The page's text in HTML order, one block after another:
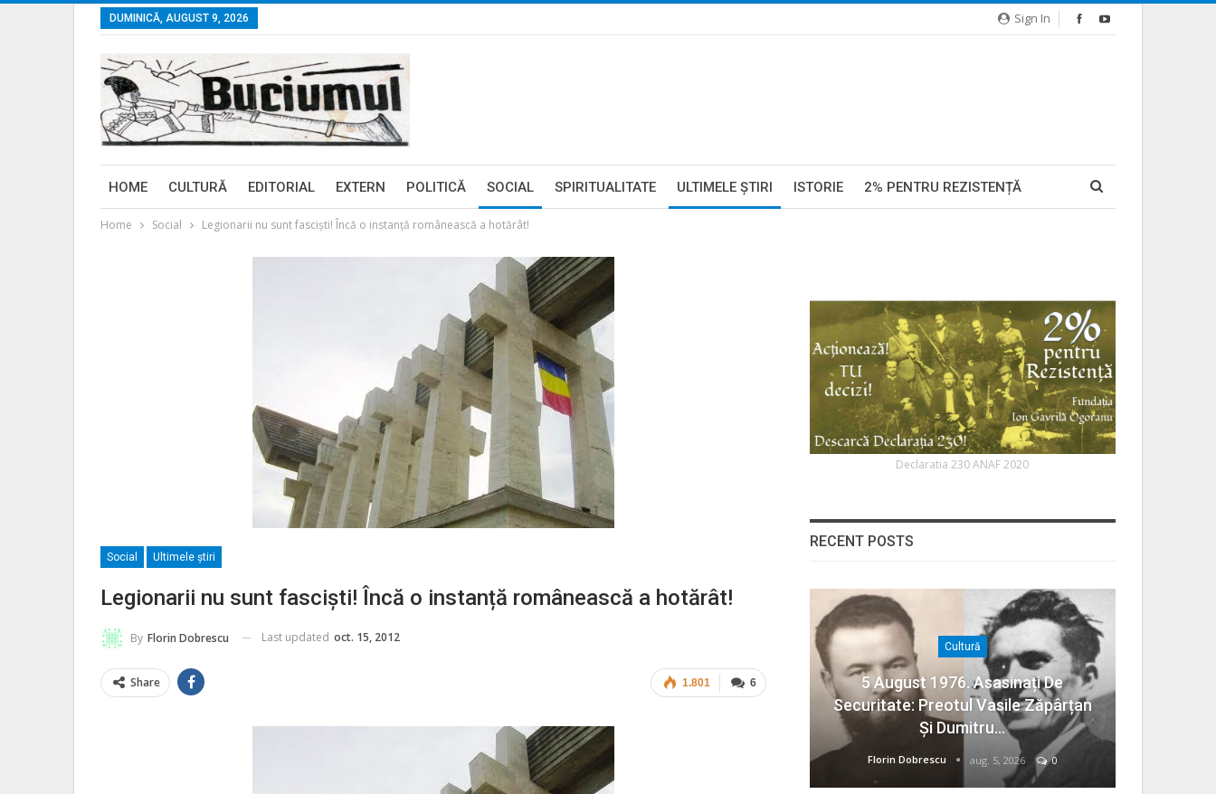
Sign In
DUMINICĂ, AUGUST 9, 2026
HOME CULTURĂ EDITORIAL EXTERN POLITICĂ SOCIAL SPIRITUALITATE ULTIMELE ŞTIRI ISTORIE 2% PENTRU REZISTENȚĂ
Home Social Legionarii nu sunt fasciști! Încă o instanță românească a hotărât!
Social Ultimele ştiri
Legionarii nu sunt fasciști! Încă o instanță românească a hotărât!
By Florin Dobrescu Last updated oct. 15, 2012
6
1.801
Share
Declaratia 230 ANAF 2020
RECENT POSTS
Cultură
5 August 1976. Asasinați De
Securitate: Preotul Vasile Zăpârțan
Și Dumitru…
Florin Dobrescu aug. 5, 2026 0